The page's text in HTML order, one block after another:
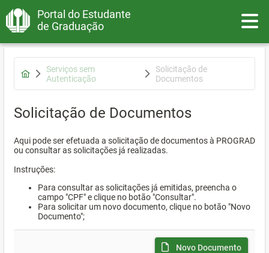
Portal do Estudante
de Graduação
Serviços sem
Autenticação
Solicitação de
Documentos
Solicitação de Documentos
Aqui pode ser efetuada a solicitação de documentos à PROGRAD
ou consultar as solicitações já realizadas.
Instruções:
Para consultar as solicitações já emitidas, preencha o
campo "CPF" e clique no botão "Consultar".
Para solicitar um novo documento, clique no botão "Novo
Documento";
Novo Documento